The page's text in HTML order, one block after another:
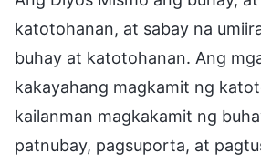
katotohanan, at sabay na
buhay at katotohanan. Ang
kakayahang magkamit ng
kailanman magkakamit ng
patnubay, pagsuporta, at